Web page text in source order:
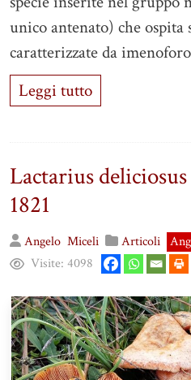
unico antenato) che ospita
caratterizzate da
Leggi tutto
Lactarius
1821
Angelo Miceli Articoli
Visite: 4098